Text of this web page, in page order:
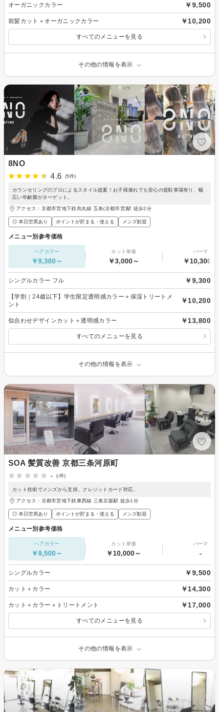
オーガニックカラー ￥9,500
前髪カット＋オーガニックカラー ￥10,200
すべてのメニューを見る
その他の情報を表示
8NO
4.6
(5件)
カウンセリングのプロによるスタイル提案！お子様連れでも安心の提駐車場有り、幅
広い年齢層がターゲット。
アクセス：京都市営地下鉄烏丸線 五条(京都市営)駅 徒歩2分
◎ 本日空席あり ポイントが貯まる・使える メンズ歓迎
メニュー別参考価格
ヘアカラー
￥9,300～
カット単価
￥3,000～
パーマ
￥10,300～
シングルカラー フル ￥9,300
【学割｜24歳以下】学生限定透明感カラー＋保湿トリートメ
ント
￥10,200
似合わせデザインカット＋透明感カラー ￥13,800
すべてのメニューを見る
その他の情報を表示
SOA 髪質改善 京都三条河原町
-
(-件)
カット技術でメンズから支持。クレジットカード対応。
アクセス：京都市営地下鉄東西線 三条京阪駅 徒歩1分
◎ 本日空席あり ポイントが貯まる・使える メンズ歓迎
メニュー別参考価格
ヘアカラー
￥9,500～
カット単価
￥10,000～
パーマ
-
シングルカラー ￥9,500
カット＋カラー ￥14,300
カット＋カラー＋トリートメント ￥17,000
すべてのメニューを見る
その他の情報を表示